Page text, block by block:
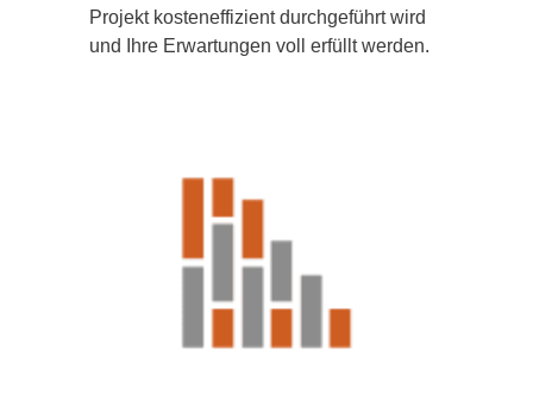
Projekt kosteneffizient durchgeführt wird
und Ihre Erwartungen voll erfüllt werden.